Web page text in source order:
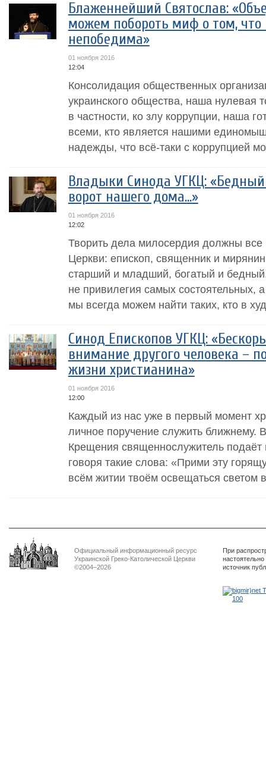
Блаженнейший Святослав:
можем побороть миф о том, что
непобедима»
01 ноября 2016
12:04
Консолидация общественных
украинского общества, наша нулевая
в частности, ко злу коррупции, наша
всеми, кто является нашими
надежды, что всё-таки с коррупцией
Владыки Синода УГКЦ: «Бедный
ворот нашего дома...»
01 ноября 2016
12:02
Творить дела милосердия должны
Церкви: епископ, священник и
старший и младший, богатый и
не привилегия самых состоятельных,
мы всегда можем найти таких, кто в
Синод Епископов УГКЦ:
внимание другого человека –
жизни христианина»
01 ноября 2016
12:00
Каждый из нас уже в первый момент
личное поручение служить ближнему.
Крещения священнослужитель подаёт
говоря такие слова: «Прими эту
всём житии твоём освещаться
Официальный информационный ресурс
Украинской Греко-Католической Церкви
©2004–2026
При
источник